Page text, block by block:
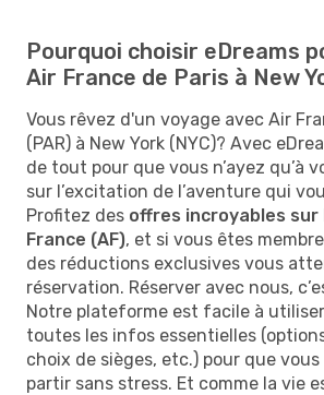
Pourquoi choisir eDreams
Air France de Paris à New
Vous rêvez d'un voyage avec Air
(PAR) à New York (NYC)? Avec
de tout pour que vous n’ayez qu’à
sur l’excitation de l’aventure qui
Profitez des offres incroyables sur
France (AF), et si vous êtes
des réductions exclusives vous
réservation. Réserver avec nous,
Notre plateforme est facile à
toutes les infos essentielles
choix de sièges, etc.) pour que
partir sans stress. Et comme la vie